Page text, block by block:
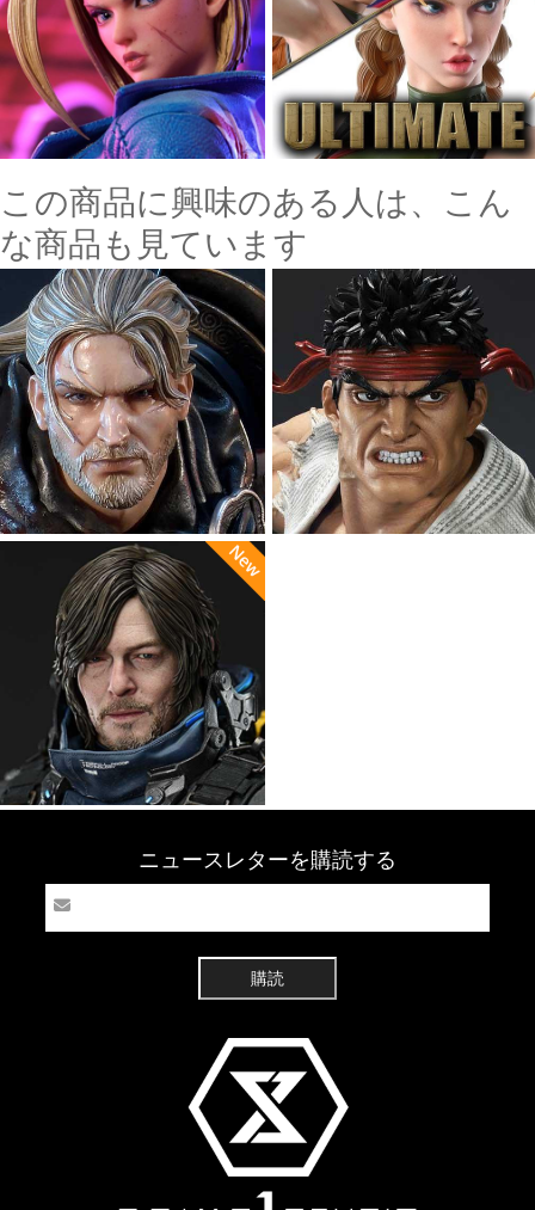
この商品に興味のある人は、こん
な商品も見ています
ニュースレターを購読する
購読